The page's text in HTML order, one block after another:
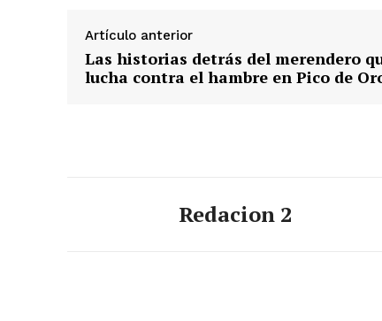
Artículo anterior
Las historias detrás del merendero
lucha contra el hambre en Pico de
Redacion 2